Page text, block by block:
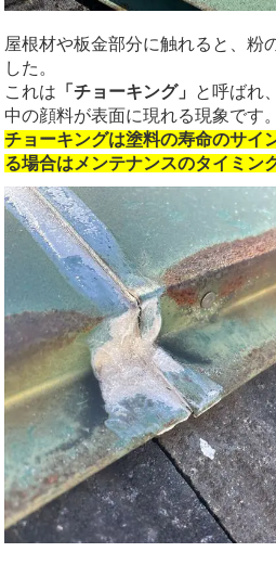
屋根材や板金部分に触れると、粉
した。
これは 「チョーキング」 と呼ばれ
中の顔料が表面に現れる現象です。
チョーキングは塗料の寿命のサイ
る場合はメンテナンスのタイミン